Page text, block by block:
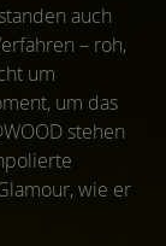
auch
– roh,
um
um das
stehen
wie er